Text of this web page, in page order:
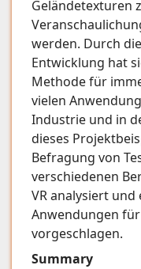
Geländetexturen
werden. Durch
Entwicklung hat
Methode für
vielen
Industrie und in
dieses
Befragung von
verschiedenen
VR analysiert
Anwendungen
vorgeschlagen.
Summary